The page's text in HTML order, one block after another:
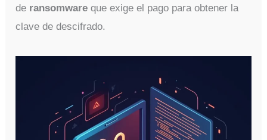
de ransomware que exige el pago para obtener la
clave de descifrado.